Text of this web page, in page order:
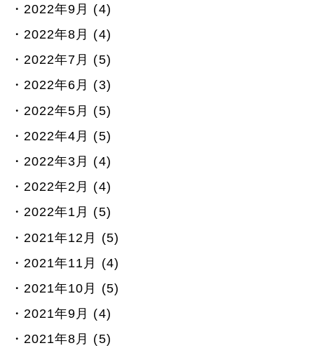
2022年9月 (4)
2022年8月 (4)
2022年7月 (5)
2022年6月 (3)
2022年5月 (5)
2022年4月 (5)
2022年3月 (4)
2022年2月 (4)
2022年1月 (5)
2021年12月 (5)
2021年11月 (4)
2021年10月 (5)
2021年9月 (4)
2021年8月 (5)